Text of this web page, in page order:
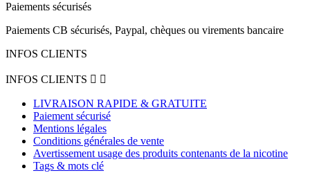
Paiements sécurisés
Paiements CB sécurisés, Paypal, chèques ou virements bancaire
INFOS CLIENTS
INFOS CLIENTS  
LIVRAISON RAPIDE & GRATUITE
Paiement sécurisé
Mentions légales
Conditions générales de vente
Avertissement usage des produits contenants de la nicotine
Tags & mots clé